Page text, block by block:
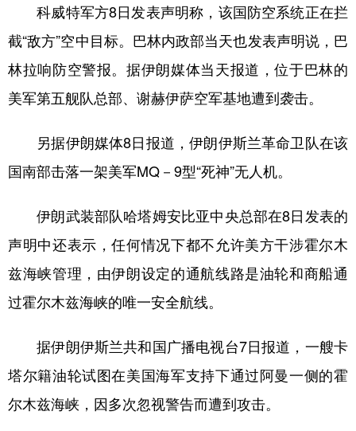
科威特军方8日发表声明称，该国防空系统正在拦
截“敌方”空中目标。巴林内政部当天也发表声明说，巴
林拉响防空警报。据伊朗媒体当天报道，位于巴林的
美军第五舰队总部、谢赫伊萨空军基地遭到袭击。
另据伊朗媒体8日报道，伊朗伊斯兰革命卫队在该
国南部击落一架美军MQ－9型“死神”无人机。
伊朗武装部队哈塔姆安比亚中央总部在8日发表的
声明中还表示，任何情况下都不允许美方干涉霍尔木
兹海峡管理，由伊朗设定的通航线路是油轮和商船通
过霍尔木兹海峡的唯一安全航线。
据伊朗伊斯兰共和国广播电视台7日报道，一艘卡
塔尔籍油轮试图在美国海军支持下通过阿曼一侧的霍
尔木兹海峡，因多次忽视警告而遭到攻击。